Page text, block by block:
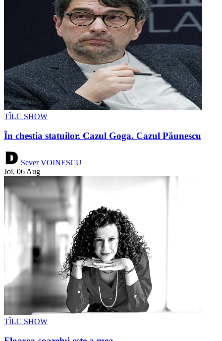
TÎLC SHOW
În chestia statuilor. Cazul Goga. Cazul Păunescu
Sever VOINESCU
Joi, 06 Aug
TÎLC SHOW